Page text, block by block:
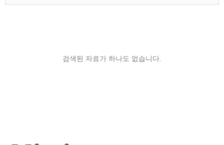
검색된 자료가 하나도 없습니다.